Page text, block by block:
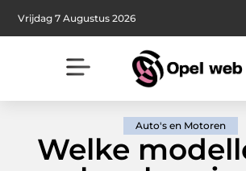
Vrijdag 7 Augustus 2026
Auto's en Motoren
Welke